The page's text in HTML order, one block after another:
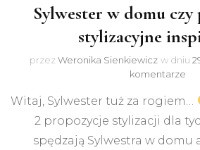
Sylwester w domu czy
stylizacyjne
przezWeronika Sienkiewicz w dniu
komentarze
czy
Witaj, Sylwester tuż za rogiem…
2 propozycje stylizacji dla
spędzają Sylwestra w domu